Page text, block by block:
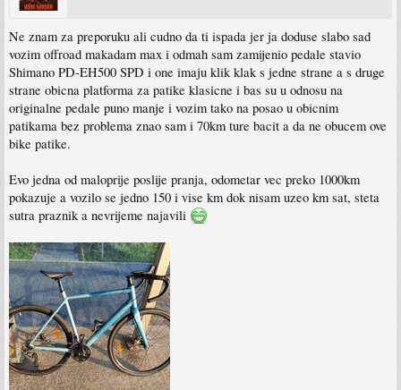
Ne znam za preporuku ali cudno da ti ispada jer ja doduse slabo sad
vozim offroad makadam max i odmah sam zamijenio pedale stavio
Shimano PD-EH500 SPD i one imaju klik klak s jedne strane a s druge
strane obicna platforma za patike klasicne i bas su u odnosu na
originalne pedale puno manje i vozim tako na posao u obicnim
patikama bez problema znao sam i 70km ture bacit a da ne obucem ove
bike patike.
Evo jedna od maloprije poslije pranja, odometar vec preko 1000km
pokazuje a vozilo se jedno 150 i vise km dok nisam uzeo km sat, steta
sutra praznik a nevrijeme najavili